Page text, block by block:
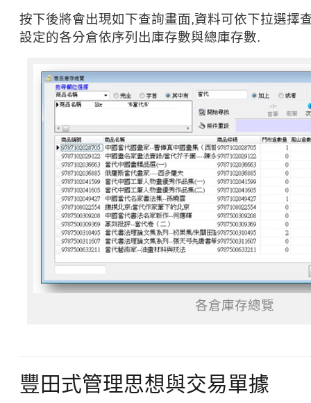
按下後將會出現如下查詢畫面,資料可依下拉選擇
設定的各分倉依序列出庫存數與總庫存數.
各倉庫存總覽
豐田式管理思想與交易單據